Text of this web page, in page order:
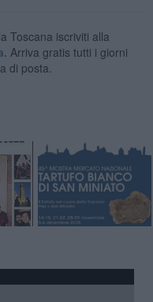
Toscana iscriviti alla
Arriva gratis tutti i giorni
di posta.